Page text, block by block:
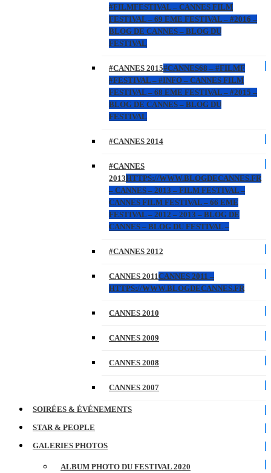
#FILMFESTIVAL – CANNES FILM
FESTIVAL – 69 EME FESTIVAL – #2016 –
BLOG DE CANNES – BLOG DU
FESTIVAL
#CANNES 2015#CANNES68 – #FILMF
#FESTIVAL – #INFO – CANNES FILM
FESTIVAL – 68 EME FESTIVAL – #2015 –
BLOG DE CANNES – BLOG DU
FESTIVAL
#CANNES 2014
#CANNES
2013HTTPS://WWW.BLOGDECANNES.FR
– CANNES – 2013 – FILM FESTIVAL –
CANNES FILM FESTIVAL – 66 EME
FESTIVAL – 2012 – 2013 – BLOG DE
CANNES – BLOG DU FESTIVAL –
#CANNES 2012
CANNES 2011CANNES 2011 –
HTTPS://WWW.BLOGDECANNES.FR
CANNES 2010
CANNES 2009
CANNES 2008
CANNES 2007
SOIRÉES & ÉVÉNEMENTS
STAR & PEOPLE
GALERIES PHOTOS
ALBUM PHOTO DU FESTIVAL 2020